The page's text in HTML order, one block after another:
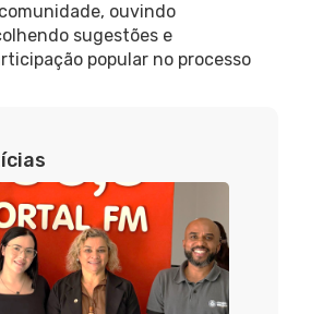
ouvindo
sugestões e
popular no processo